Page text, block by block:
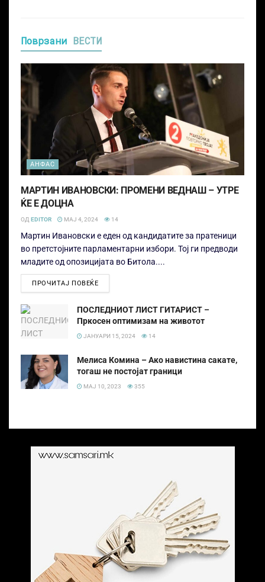
Поврзани ВЕСТИ
АНФАС
МАРТИН ИВАНОВСКИ: ПРОМЕНИ ВЕДНАШ – УТРЕ
ЌЕ Е ДОЦНА
ОД EDITOR МАЈ 4, 2024 14
Мартин Ивановски е еден од кандидатите за пратеници
во претстојните парламентарни избори. Тој ги предводи
младите од опозицијата во Битола....
ПРОЧИТАЈ ПОВЕЌЕ
ПОСЛЕДНИОТ ЛИСТ ГИТАРИСТ –
Пркосен оптимизам на животот
ЈАНУАРИ 15, 2024 14
Мелиса Комина – Ако навистина сакате,
тогаш не постојат граници
МАЈ 10, 2023 355